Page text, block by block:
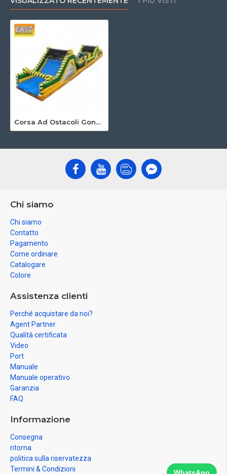
Corsa Ad Ostacoli Gonfiabile Tossica
Chi siamo
Chi siamo
Contatto
Pagamento
Come ordinare
Catalogare
Colore
Assistenza clienti
Perché acquistare da noi?
Agent Partner
Qualità certificata
Video
Port
Manuale
Manuale operativo
Garanzia
FAQ
Informazione
Consegna
ritorna
politica sulla riservatezza
Termini & Condizioni